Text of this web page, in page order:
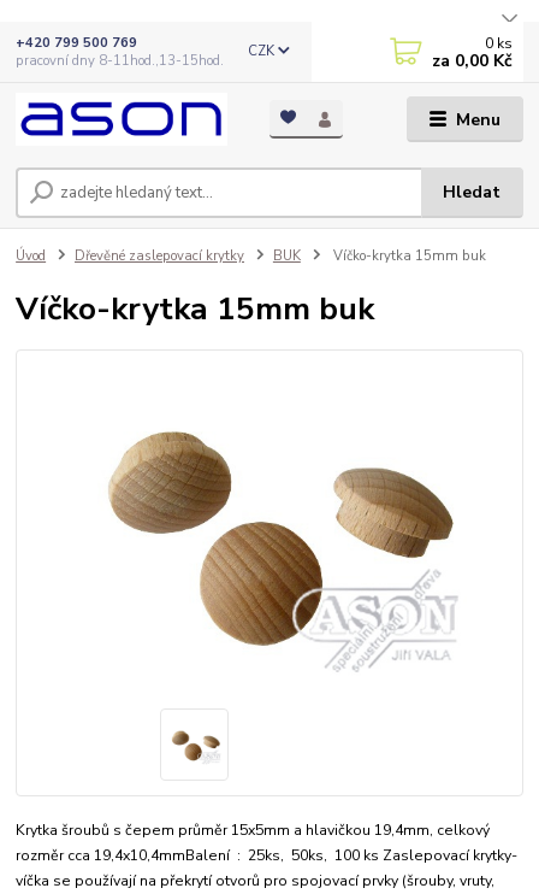
Menu
CZK
Hledat
+420 799 500 769
pracovní dny 8-11hod.,13-15hod.
0 ks
za 0,00 Kč
Úvod Dřevěné zaslepovací krytky BUK Víčko-krytka 15mm buk
Víčko-krytka 15mm buk
Krytka šroubů s čepem průměr 15x5mm a hlavičkou 19,4mm, celkový
rozměr cca 19,4x10,4mmBalení : 25ks, 50ks, 100 ks Zaslepovací krytky-
víčka se používají na překrytí otvorů pro spojovací prvky (šrouby, vruty,